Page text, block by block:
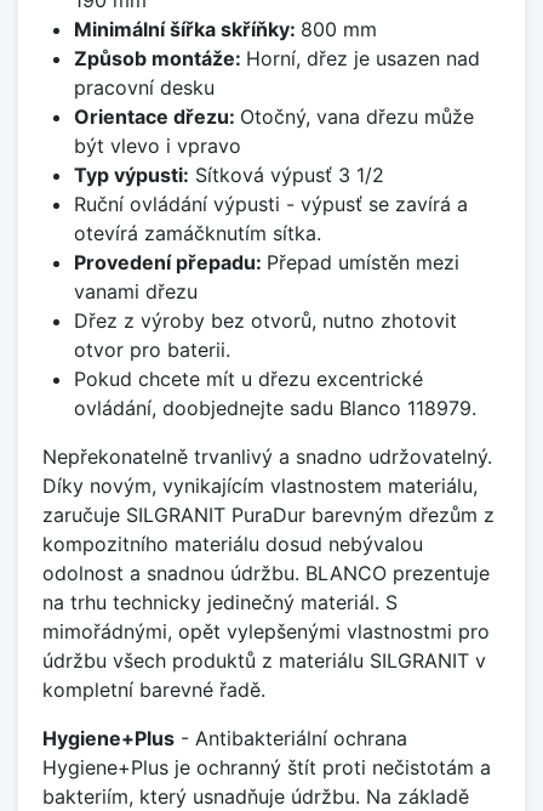
Minimální šířka skříňky: 800 mm
Způsob montáže: Horní, dřez je usazen nad
pracovní desku
Orientace dřezu: Otočný, vana dřezu může
být vlevo i vpravo
Typ výpusti: Sítková výpusť 3 1/2
Ruční ovládání výpusti - výpusť se zavírá a
otevírá zamáčknutím sítka.
Provedení přepadu: Přepad umístěn mezi
vanami dřezu
Dřez z výroby bez otvorů, nutno zhotovit
otvor pro baterii.
Pokud chcete mít u dřezu excentrické
ovládání, doobjednejte sadu Blanco 118979.
Nepřekonatelně trvanlivý a snadno udržovatelný.
Díky novým, vynikajícím vlastnostem materiálu,
zaručuje SILGRANIT PuraDur barevným dřezům z
kompozitního materiálu dosud nebývalou
odolnost a snadnou údržbu. BLANCO prezentuje
na trhu technicky jedinečný materiál. S
mimořádnými, opět vylepšenými vlastnostmi pro
údržbu všech produktů z materiálu SILGRANIT v
kompletní barevné řadě.
Hygiene+Plus - Antibakteriální ochrana
Hygiene+Plus je ochranný štít proti nečistotám a
bakteriím, který usnadňuje údržbu. Na základě